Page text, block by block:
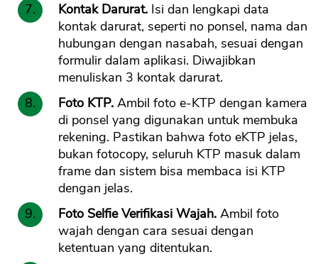
Kontak Darurat. Isi dan lengkapi data
kontak darurat, seperti no ponsel, nama dan
hubungan dengan nasabah, sesuai dengan
formulir dalam aplikasi. Diwajibkan
menuliskan 3 kontak darurat.
Foto KTP. Ambil foto e-KTP dengan kamera
di ponsel yang digunakan untuk membuka
rekening. Pastikan bahwa foto eKTP jelas,
bukan fotocopy, seluruh KTP masuk dalam
frame dan sistem bisa membaca isi KTP
dengan jelas.
Foto Selfie Verifikasi Wajah. Ambil foto
wajah dengan cara sesuai dengan
ketentuan yang ditentukan.